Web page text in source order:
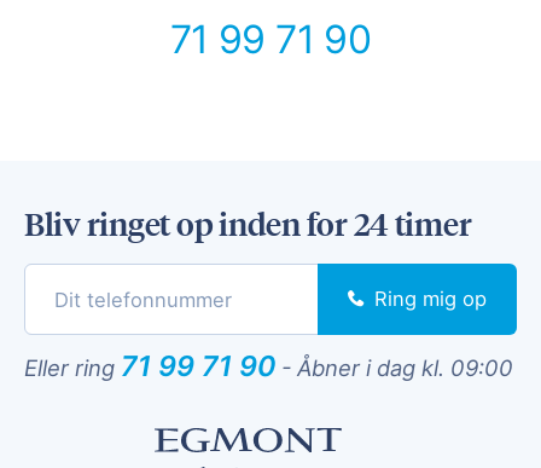
71 99 71 90
Bliv ringet op inden for 24 timer
Ring mig op
Eller ring 71 99 71 90 - Åbner i dag kl. 09:00